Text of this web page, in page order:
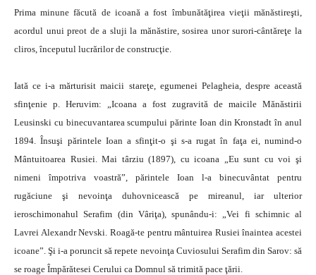
Prima minune făcută de icoană a fost îmbunătăţirea vieţii mănăstireşti,
acordul unui preot de a sluji la mănăstire, sosirea unor surori-cântăreţe la
cliros, începutul lucrărilor de construcţie.
Iată ce i-a mărturisit maicii stareţe, egumenei Pelagheia, despre această
sfinţenie p. Heruvim: „Icoana a fost zugravită de maicile Mănăstirii
Leusinski cu binecuvantarea scumpului părinte Ioan din Kronstadt în anul
1894. Însuşi părintele Ioan a sfinţit-o şi s-a rugat în faţa ei, numind-o
Mântuitoarea Rusiei. Mai târziu (1897), cu icoana „Eu sunt cu voi şi
nimeni împotriva voastră”, părintele Ioan l-a binecuvântat pentru
rugăciune şi nevoinţa duhovnicească pe mireanul, iar ulterior
ieroschimonahul Serafim (din Vâriţa), spunându-i: „Vei fi schimnic al
Lavrei Alexandr Nevski. Roagă-te pentru mântuirea Rusiei înaintea acestei
icoane”. Şi i-a poruncit să repete nevoinţa Cuviosului Serafim din Sarov: să
se roage Împărătesei Cerului ca Domnul să trimită pace ţării.